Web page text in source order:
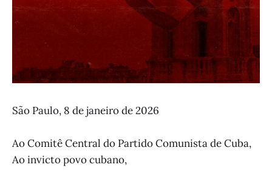
São Paulo, 8 de janeiro de 2026
Ao Comitê Central do Partido Comunista de Cuba,
Ao invicto povo cubano,